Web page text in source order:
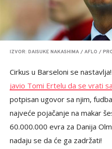
IZVOR: DAISUKE NAKASHIMA / AFLO /
Cirkus u Barseloni se
javio Tomi Ertelu da se vrati
potpisan ugovor sa njim,
najveće pojačanje na makar
60.000.000 evra za Danija
nadaju se da će ga zadržati!